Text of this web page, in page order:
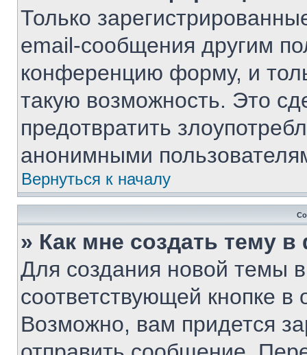
Только
email-сообщения другим
конференцию форму, и
такую возможность. Это
предотвратить
анонимными
Вернуться к началу
» Как мне создать тему
Для создания новой темы
соответствующей кнопке
Возможно, вам придется